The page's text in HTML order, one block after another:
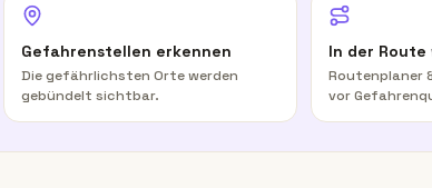
Gefahrenstellen erkennen
Die gefährlichsten Orte werden
gebündelt sichtbar.
In der Route
Routenplaner
vor